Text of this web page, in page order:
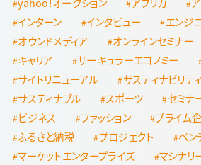
インターン
インタビュー エンジ
オウンドメディア
オンラインセミナー
キャリア
サーキュラーエコノミー
サイトリニューアル
サスティナビリティ
サスティナブル
スポーツ セミナ
ビジネス
ファッション プライム
ふるさと納税
プロジェクト
ベン
マーケットエンタープライズ
マシナリ